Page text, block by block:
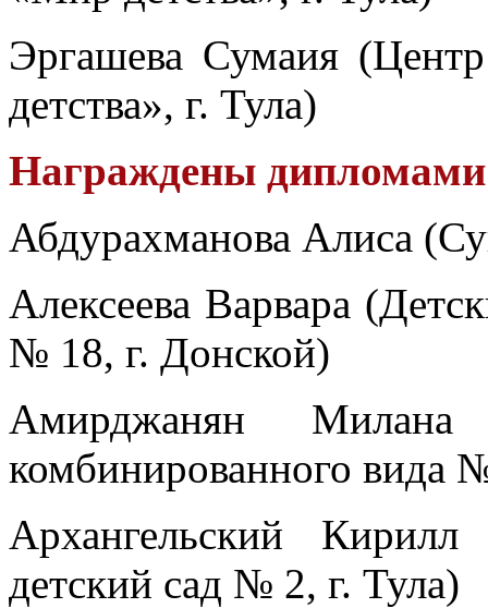
Эргашева Сумаия
детства», г. Тула)
Награждены
Абдурахманова Алиса
Алексеева Варвара
№ 18, г. Донской)
Амирджанян
комбинированного вида
Архангельский
детский сад № 2, г. Тула)